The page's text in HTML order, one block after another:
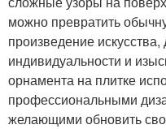
можно превратить
произведение
индивидуальности и
орнамента на плитке
профессиональными
желающими обновить